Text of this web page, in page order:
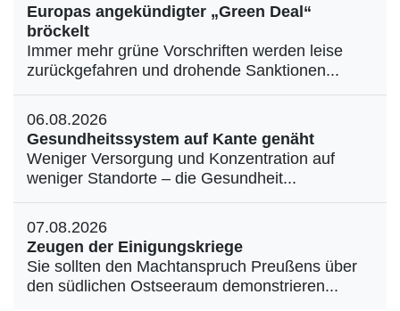
Europas angekündigter „Green Deal“
bröckelt
Immer mehr grüne Vorschriften werden leise
zurückgefahren und drohende Sanktionen...
06.08.2026
Gesundheitssystem auf Kante genäht
Weniger Versorgung und Konzentration auf
weniger Standorte – die Gesundheit...
07.08.2026
Zeugen der Einigungskriege
Sie sollten den Machtanspruch Preußens über
den südlichen Ostseeraum demonstrieren...